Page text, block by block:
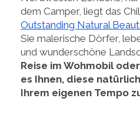
dem Camper, liegt das
Outstanding Natural
Sie malerische Dörfer,
und wunderschöne
Reise im Wohmobil
es Ihnen, diese
Ihrem eigenen Tempo